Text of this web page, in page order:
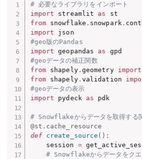
# 必要なライブラリをインポート
import streamlit as
from snowflake . snowpark.
import
#geo版のPandas
import geopandas as
#geoデータの補正関数
from shapely. geometry import
from shapely. validation
#geoデータの表示
import pydeck as pdk
# Snowflakeからデータを取得する
@st . cache_resource
def
create_source ( ) :
    session
=
# Snowflakeからデータをクエ